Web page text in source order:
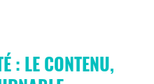
: LE CONTENU,